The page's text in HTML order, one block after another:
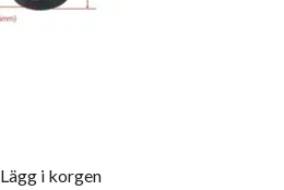
Lägg i korgen